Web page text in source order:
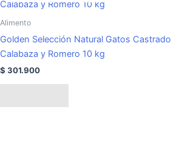
Alimento
Golden Selección Natural Gatos
Calabaza y Romero 10 kg
$ 301.900